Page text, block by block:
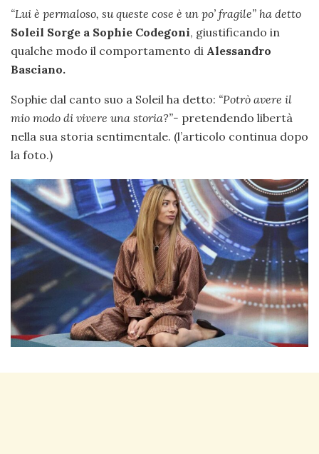
“Lui è permaloso, su queste cose è un po’ fragile” ha detto
Soleil Sorge a Sophie Codegoni, giustificando in
qualche modo il comportamento di Alessandro
Basciano.
Sophie dal canto suo a Soleil ha detto: “Potrò avere il
mio modo di vivere una storia?”- pretendendo libertà
nella sua storia sentimentale. (l’articolo continua dopo
la foto.)